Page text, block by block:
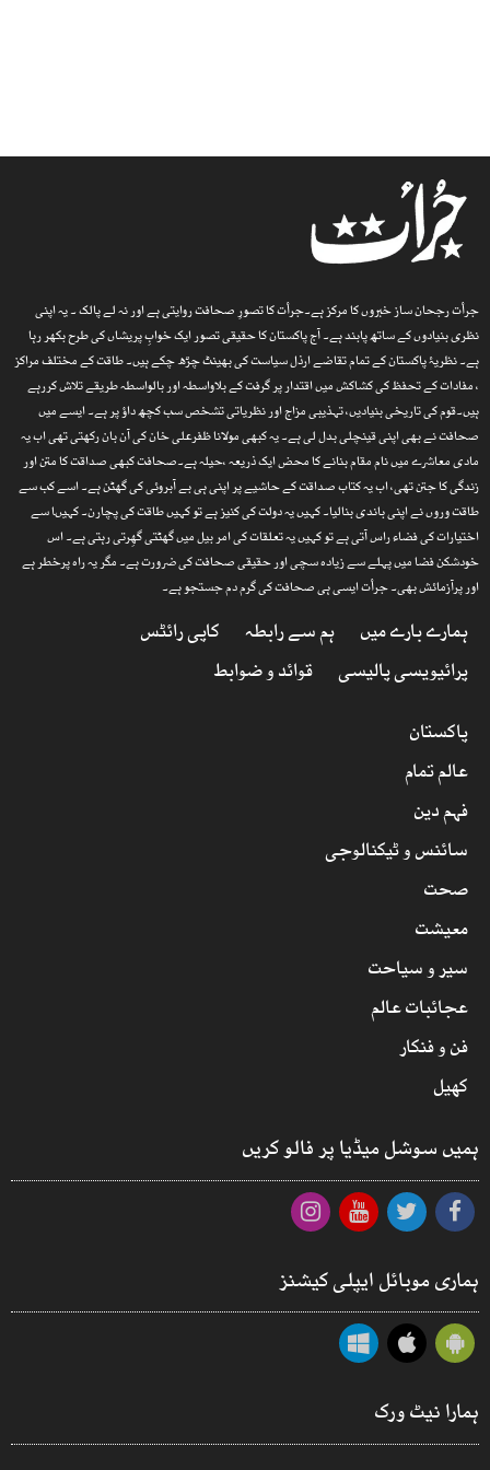
جرأت رجحان ساز خبروں کا مرکز ہے۔جرأت کا تصورِ صحافت روایتی ہے اور نہ لے پالک ۔ یہ اپنی
نظری بنیادوں کے ساتھ پابند ہے۔ آج پاکستان کا حقیقی تصور ایک خوابِ پریشاں کی طرح بکھر رہا
ہے۔ نظریۂ پاکستان کے تمام تقاضے ارذل سیاست کی بھینٹ چڑھ چکے ہیں۔ طاقت کے مختلف مراکز
، مفادات کے تحفظ کی کشاکش میں اقتدار پر گرفت کے بلاواسطہ اور بالواسطہ طریقے تلاش کررہے
ہیں۔قوم کی تاریخی بنیادیں، تہذیبی مزاج اور نظریاتی تشخص سب کچھ داؤ پر ہے۔ ایسے میں
صحافت نے بھی اپنی قینچلی بدل لی ہے۔ یہ کبھی مولانا ظفرعلی خان کی آن بان رکھتی تھی اب یہ
مادی معاشرے میں نام مقام بنانے کا محض ایک ذریعہ ،حیلہ ہے۔صحافت کبھی صداقت کا متن اور
زندگی کا جتن تھی، اب یہ کتاب صداقت کے حاشیے پر اپنی ہی بے آبروئی کی گھٹن ہے۔ اسے کب سے
طاقت وروں نے اپنی باندی بنالیا۔ کہیں یہ دولت کی کنیز ہے تو کہیں طاقت کی پچارن۔ کہیںا سے
اختیارات کی فضاء راس آتی ہے تو کہیں یہ تعلقات کی امر بیل میں گھٹتی گھِرتی رہتی ہے۔ اس
خودشکن فضا میں پہلے سے زیادہ سچی اور حقیقی صحافت کی ضرورت ہے۔ مگر یہ راہ پرخطر ہے
اور پرآزمائش بھی۔ جرأت ایسی ہی صحافت کی گرم دم جستجو ہے۔
ہمارے بارے میں ہم سے رابطہ
کاپی رائٹس
پرائیویسی پالیسی
قوائد و ضوابط
پاکستان
عالم تمام
فہم دین
سائنس و ٹیکنالوجی
صحت
معیشت
سیر و سیاحت
عجائبات عالم
فن و فنکار
کھیل
ہمیں سوشل میڈیا پر فالو کریں
ہماری موبائل ایپلی کیشنز
ہمارا نیٹ ورک